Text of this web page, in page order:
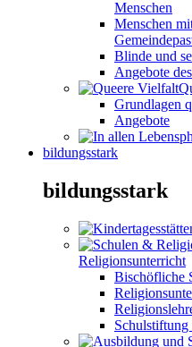
Menschen
Menschen
Blinde und
Angebote
Grundlagen
Angebote
bildungsstark
bildungsstark
Religionsunterricht
Bischöfliche